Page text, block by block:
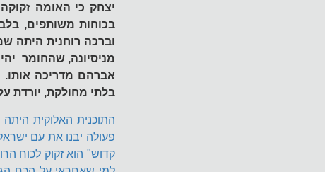
יצחק כי האומה
בכוחות משותפים,
וברכה רוחנית היתה
מניסיונה, שהחומר
אברהם מדריכה
בלתי מחולקת, יורדת
התוכנית האלוקית
פעולה יבנו את עם
קדוש" הוא זקוק לכוח